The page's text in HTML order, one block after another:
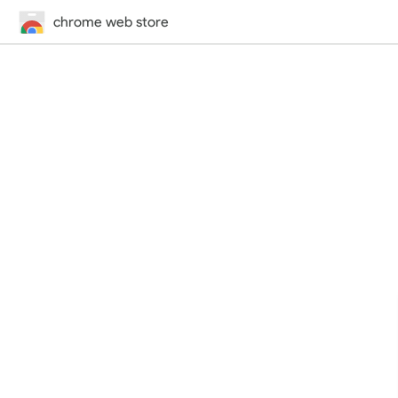
chrome web store